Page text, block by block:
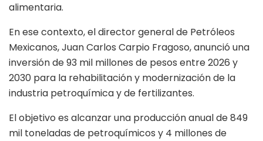
alimentaria.
En ese contexto, el director general de Petróleos
Mexicanos, Juan Carlos Carpio Fragoso, anunció una
inversión de 93 mil millones de pesos entre 2026 y
2030 para la rehabilitación y modernización de la
industria petroquímica y de fertilizantes.
El objetivo es alcanzar una producción anual de 849
mil toneladas de petroquímicos y 4 millones de